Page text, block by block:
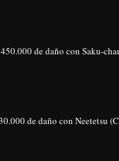
de daño con Saku-
de daño con Neetetsu